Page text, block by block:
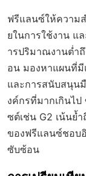
ฟรีแลนซ์ให้ความ
ยในการใช้งาน แ
ารปริมาณงานต่ำ
อน มองหาแผนที่
และการสนับสนุน
งค์กรที่มากเกินไ
ซต์เช่น G2 เน้นย้
ของฟรีแลนซ์ชอบ
ซับซ้อน